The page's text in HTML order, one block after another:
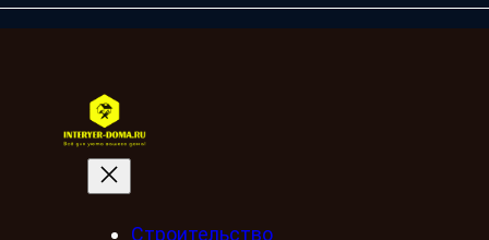
Строительство